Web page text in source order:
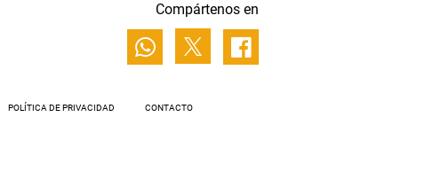
Compártenos en
POLÍTICA DE PRIVACIDAD CONTACTO